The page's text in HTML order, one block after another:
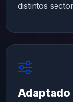
distintos
Adaptado